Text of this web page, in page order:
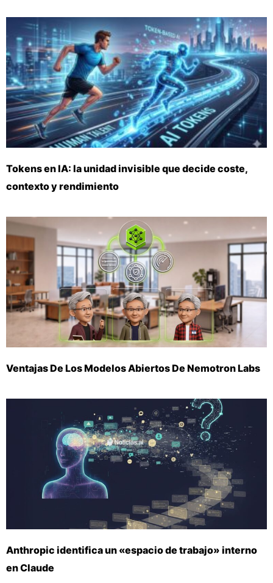
Tokens en IA: la unidad invisible que decide coste,
contexto y rendimiento
Ventajas De Los Modelos Abiertos De Nemotron Labs
Anthropic identifica un «espacio de trabajo» interno
en Claude